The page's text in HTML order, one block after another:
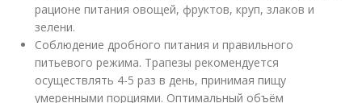
рационе питания овощей, фруктов, круп, злаков и
зелени.
Соблюдение дробного питания и правильного
питьевого режима. Трапезы рекомендуется
осуществлять 4-5 раз в день, принимая пищу
умеренными порциями. Оптимальный объём